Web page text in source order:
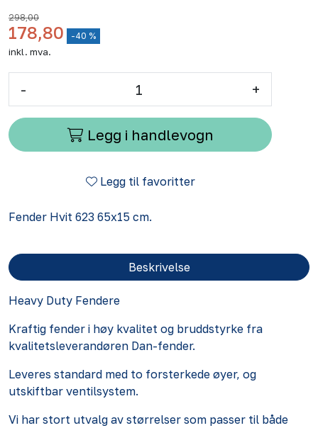
298,00
178,80 -40 %
inkl. mva.
- +
Legg i handlevogn
Legg til favoritter
Fender Hvit 623 65x15 cm.
Beskrivelse
Heavy Duty Fendere
Kraftig fender i høy kvalitet og bruddstyrke fra
kvalitetsleverandøren Dan-fender.
Leveres standard med to forsterkede øyer, og
utskiftbar ventilsystem.
Vi har stort utvalg av størrelser som passer til både